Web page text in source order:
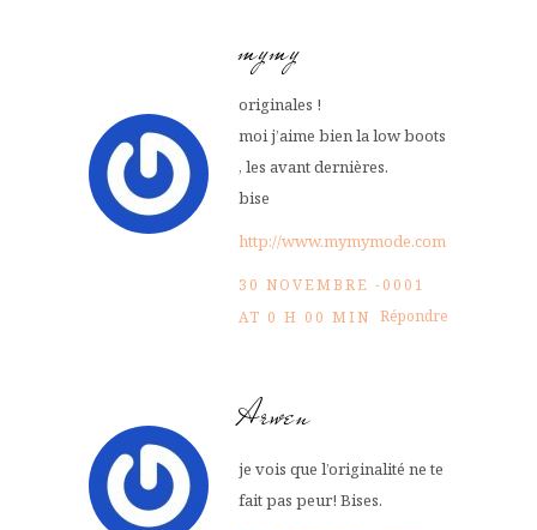
mymy
originales !
moi j’aime bien la low boots
, les avant dernières.
bise
http://www.mymymode.com
30 NOVEMBRE -0001
AT 0 H 00 MIN Répondre
Arwen
je vois que l’originalité ne te
fait pas peur! Bises.